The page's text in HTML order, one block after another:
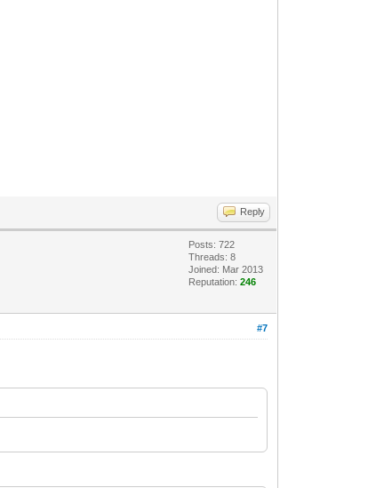
Reply
Posts: 722
Threads: 8
Joined: Mar 2013
Reputation:246
#7